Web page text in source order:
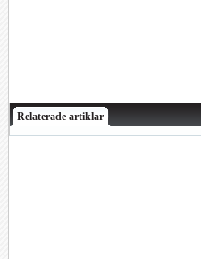
Relaterade artiklar